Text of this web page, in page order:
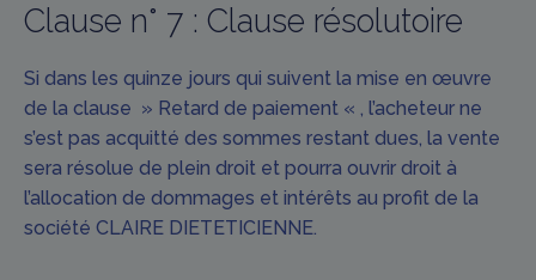
Clause n° 7 : Clause résolutoire
Si dans les quinze jours qui suivent la mise en œuvre
de la clause » Retard de paiement « , l’acheteur ne
s’est pas acquitté des sommes restant dues, la vente
sera résolue de plein droit et pourra ouvrir droit à
l’allocation de dommages et intérêts au profit de la
société CLAIRE DIETETICIENNE.